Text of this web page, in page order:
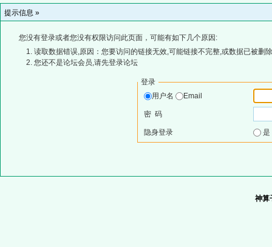
提示信息 »
您没有登录或者您没有权限访问此页面，可能有如下几个原因:
读取数据错误,原因：您要访问的链接无效,可能链接不完整,或数据已被删
您还不是论坛会员,请先登录论坛
登录
用户名
Email
密 码
隐身登录
神算